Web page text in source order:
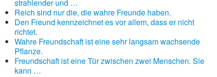
strahlender und …
Reich sind nur die, die wahre Freunde haben.
Den Freund kennzeichnet es vor allem, dass er nicht
richtet.
Wahre Freundschaft ist eine sehr langsam wachsende
Pflanze.
Freundschaft ist eine Tür zwischen zwei Menschen. Sie
kann …